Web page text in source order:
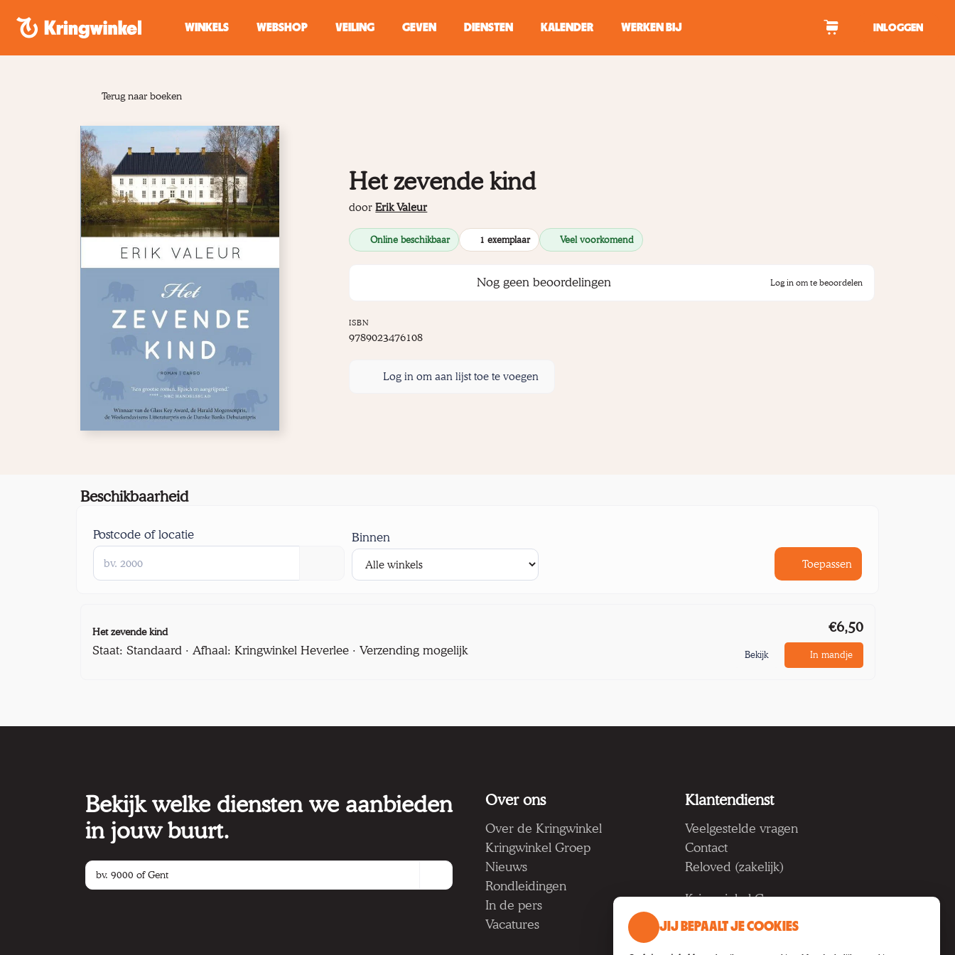
WINKELS
WEBSHOP VEILING GEVEN DIENSTEN KALENDER WERKEN BIJ INLOGGEN
Terug naar boeken
Het zevende kind
doorErik Valeur
Online beschikbaar 1 exemplaar Veel voorkomend
Nog geen beoordelingen Log in om te beoordelen
ISBN
9789023476108
Log in om aan lijst toe te voegen
Beschikbaarheid
Postcode of locatie Binnen
Toepassen
Het zevende kind
Staat: Standaard · Afhaal: Kringwinkel Heverlee · Verzending mogelijk
€6,50
Bekijk In mandje
Bekijk welke diensten we aanbieden
in jouw buurt.
Over ons
Over de Kringwinkel
Kringwinkel Groep
Nieuws
Rondleidingen
In de pers
Vacatures
Klantendienst
Veelgestelde vragen
Contact
Reloved (zakelijk)
Kringwinkel Groep vzw
Koning Albertlaan 124, 9000
JIJ BEPAALT JE COOKIES